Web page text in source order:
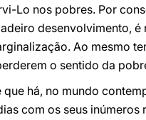
Lo nos pobres. Por
desenvolvimento,
Ao mesmo
o sentido da
há, no mundo
com os seus